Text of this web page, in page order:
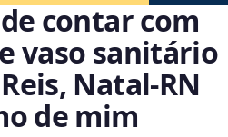
contar com
vaso sanitário
Natal‑RN
de mim